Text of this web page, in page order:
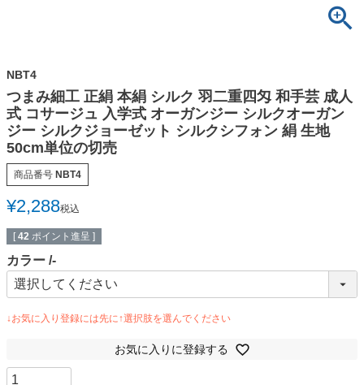
NBT4
つまみ細工 正絹 本絹 シルク 羽二重四匁 和手芸 成人
式 コサージュ 入学式 オーガンジー シルクオーガン
ジー シルクジョーゼット シルクシフォン 絹 生地
50cm単位の切売
商品番号 NBT4
¥2,288税込
[ 42 ポイント進呈 ]
カラー -
お気に入りに登録する